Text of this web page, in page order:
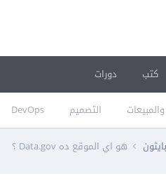
التصميم DevOps
كتب دورات
بايثون هو اي الموقع ده Data.gov ؟